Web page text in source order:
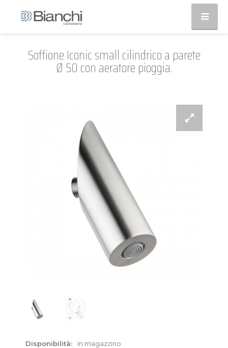
Soffione Iconic small cilindrico a parete
Ø 50 con aeratore pioggia.
Disponibilità:
In magazzino